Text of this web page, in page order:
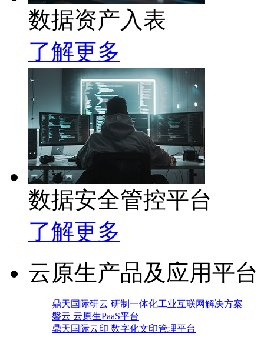
数据资产入表
了解更多
数据安全管控平台
了解更多
云原生产品及应用平台
鼎天国际研云 研制一体化工业互联网解决方案
磐云 云原生PaaS平台
鼎天国际云印 数字化文印管理平台